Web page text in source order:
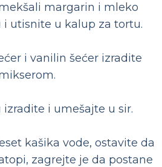
margarin i mleko
i utisnite u kalup za tortu.
i vanilin šećer izradite
i umešajte u sir.
kašika vode, ostavite da
zagrejte je da postane